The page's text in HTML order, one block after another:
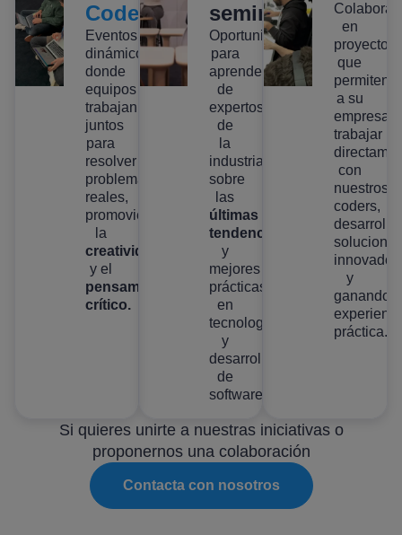
Codefests
Eventos
dinámicos
donde
equipos
trabajan
juntos
para
resolver
problemas
reales,
promoviendo
la
creatividad
y el
pensamiento
crítico.
seminarios
Oportunidades
para
aprender
de
expertos
de
la
industria
sobre
las
últimas
tendencias
y
mejores
prácticas
en
tecnología
y
desarrollo
de
software.
en
proyectos
que
permiten
a su
empresa
trabajar
con
nuestros
coders,
y
ganando
práctica.
Si quieres unirte a nuestras iniciativas o
proponernos una colaboración
Contacta con nosotros